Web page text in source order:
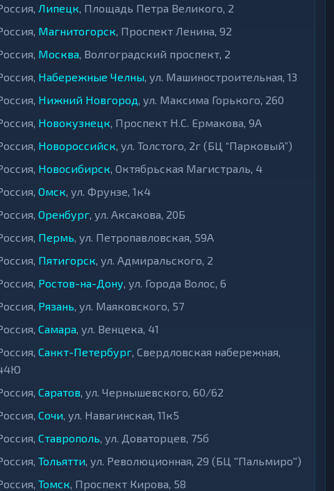
Липецк, Площадь Петра Великого, 2
Магнитогорск, Проспект Ленина, 92
Москва, Волгоградский проспект, 2
Набережные Челны, ул. Машиностроительная, 13
Нижний Новгород, ул. Максима Горького, 260
Новокузнецк, Проспект Н.С. Ермакова, 9А
Новороссийск, ул. Толстого, 2г (БЦ “Парковый”)
Новосибирск, Октябрьская Магистраль, 4
Омск, ул. Фрунзе, 1к4
Оренбург, ул. Аксакова, 20Б
Пермь, ул. Петропавловская, 59А
Пятигорск, ул. Адмиральского, 2
Ростов-на-Дону, ул. Города Волос, 6
Рязань, ул. Маяковского, 57
Самара, ул. Венцека, 41
Санкт-Петербург, Свердловская набережная,
Саратов, ул. Чернышевского, 60/62
Сочи, ул. Навагинская, 11к5
Ставрополь, ул. Доваторцев, 75б
Тольятти, ул. Революционная, 29 (БЦ ''Пальмиро'')
Томск, Проспект Кирова, 58